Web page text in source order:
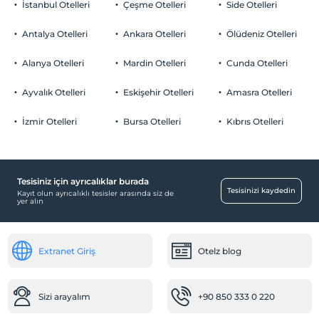
Otopark (Tesis bünyesinde)
Özel Notları Görmek İçin Tıklayınız.
Çocuk karyolası
Ulaşım
Çalışma Alanları
Scanner
Çocuklar
Her bir oda için 5 yaşına kadar 1 çocuk ücretsizdir
İstanbul Otelleri
Antalya Otelleri
Alanya Otelleri
Ayvalık Otelleri
İzmir Otelleri
Çeşme Otelleri
Ankara Otelleri
Mardin Otelleri
Eskişehir Otelleri
Bursa Otelleri
Side Otelleri
Ölüdeniz Otelleri
Cunda Otelleri
Amasra Otelleri
Kıbrıs Otelleri
Tesisiniz için ayrıcalıklar burada
Kayıt olun ayrıcalıklı tesisler arasında siz de
yer alın
Tesisinizi kaydedin
Extranet Giriş Otelz blog
Sizi arayalım +90 850 333 0 220